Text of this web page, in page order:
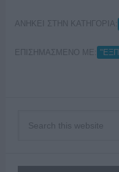
ΑΝΗΚΕΙ ΣΤΗΝ ΚΑΤΗΓΟΡΙΑ:
ΕΠΙΣΗΜΑΣΜΕΝΟ ΜΕ: